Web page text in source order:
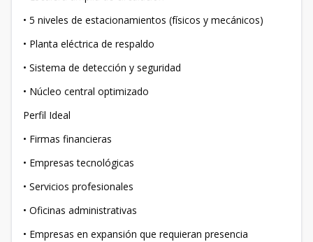
• 5 niveles de estacionamientos (físicos y mecánicos)
• Planta eléctrica de respaldo
• Sistema de detección y seguridad
• Núcleo central optimizado
Perfil Ideal
• Firmas financieras
• Empresas tecnológicas
• Servicios profesionales
• Oficinas administrativas
• Empresas en expansión que requieran presencia